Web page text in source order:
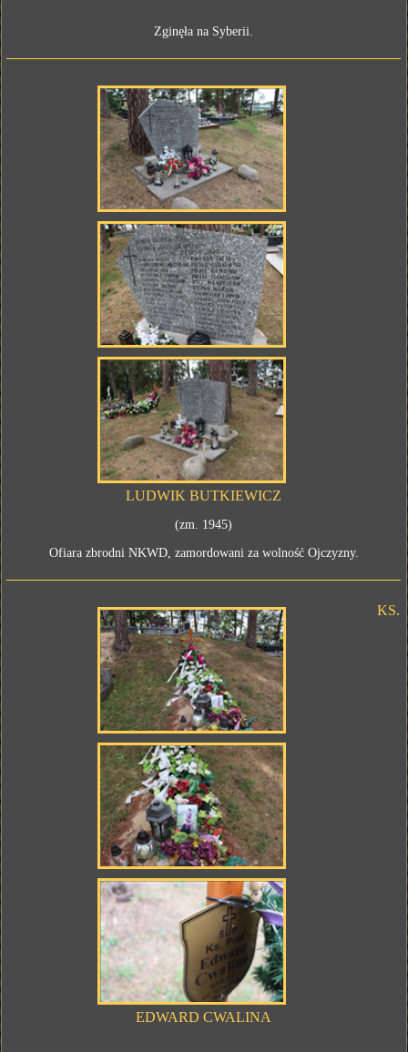
Zginęła na Syberii.
LUDWIK BUTKIEWICZ
(zm. 1945)
Ofiara zbrodni NKWD, zamordowani za wolność Ojczyzny.
KS.
EDWARD CWALINA